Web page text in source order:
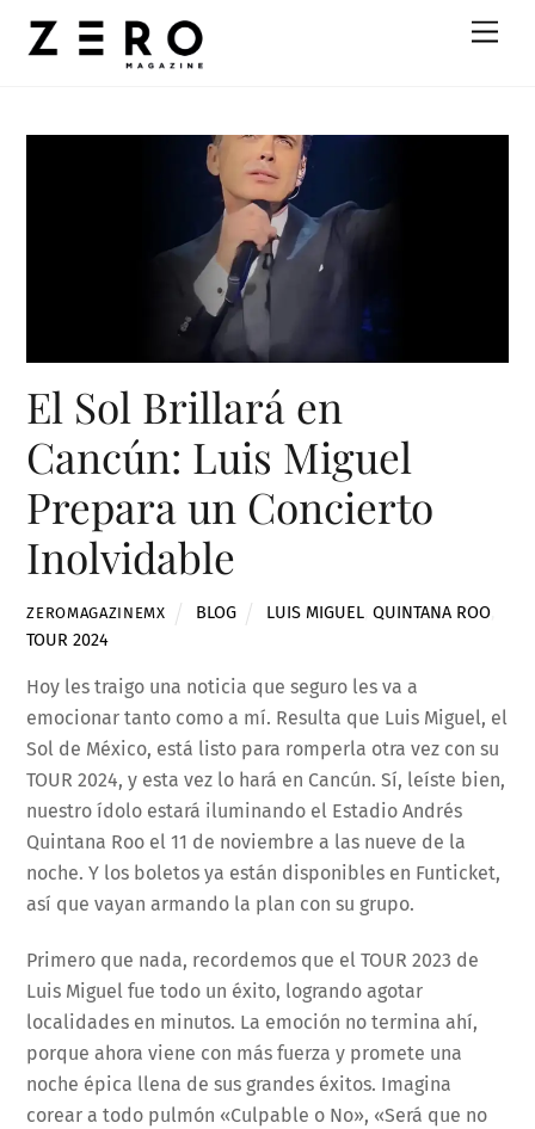
El Sol Brillará en
Cancún: Luis Miguel
Prepara un Concierto
Inolvidable
ZEROMAGAZINEMX BLOG LUIS MIGUEL ,QUINTANA ROO
TOUR 2024
Hoy les traigo una noticia que seguro les va a
emocionar tanto como a mí. Resulta que Luis Miguel, el
Sol de México, está listo para romperla otra vez con su
TOUR 2024, y esta vez lo hará en Cancún. Sí, leíste bien,
nuestro ídolo estará iluminando el Estadio Andrés
Quintana Roo el 11 de noviembre a las nueve de la
noche. Y los boletos ya están disponibles en Funticket,
así que vayan armando la plan con su grupo.
Primero que nada, recordemos que el TOUR 2023 de
Luis Miguel fue todo un éxito, logrando agotar
localidades en minutos. La emoción no termina ahí,
porque ahora viene con más fuerza y promete una
noche épica llena de sus grandes éxitos. Imagina
corear a todo pulmón «Culpable o No», «Será que no